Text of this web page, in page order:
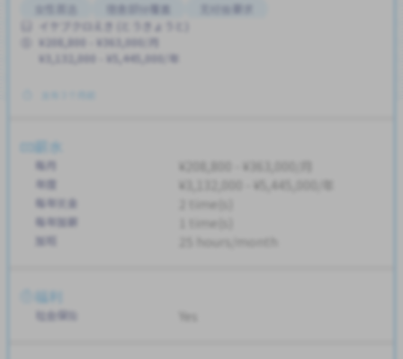
宿舍部分覆盖
无经验要求
イケブクロえき (とうきょうと)
¥208,800 - ¥363,000/月
¥3,132,000 - ¥5,445,000/年
薪水
每月 ¥208,800 - ¥363,000/月
年度 ¥3,132,000 - ¥5,445,000/年
每年奖金 2 time(s)
每年加薪 1 time(s)
加班
福利
社会保险 Yes